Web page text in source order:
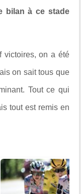
bilan à ce stade
victoires, on a été
on sait tous que
Tout ce qui
tout est remis en